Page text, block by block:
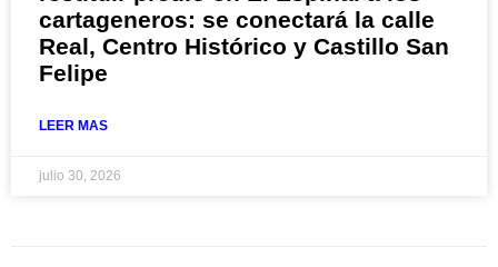
cartageneros: se conectará la calle
Real, Centro Histórico y Castillo San
Felipe
LEER MAS
julio 30, 2026